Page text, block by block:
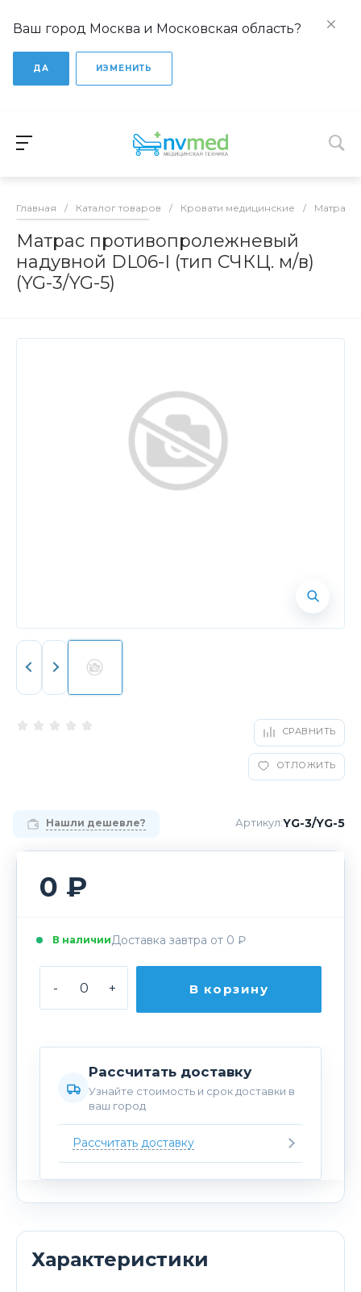
Ваш город Москва и Московская область?
ДА ИЗМЕНИТЬ
Главная / Каталог товаров / Кровати медицинские /
Матрас противопролежневый
надувной DL06-I (тип СЧКЦ. м/в)
(YG-3/YG-5)
СРАВНИТЬ
ОТЛОЖИТЬ
Артикул:YG-3/YG-5
Нашли дешевле?
0 ₽
В наличииДоставка завтра от 0 ₽
- + В корзину
Рассчитать доставку
Узнайте стоимость и срок доставки в
ваш город
Рассчитать доставку
Характеристики